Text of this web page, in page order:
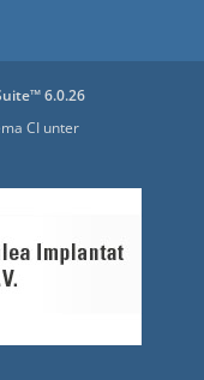
6.0.26
CI unter